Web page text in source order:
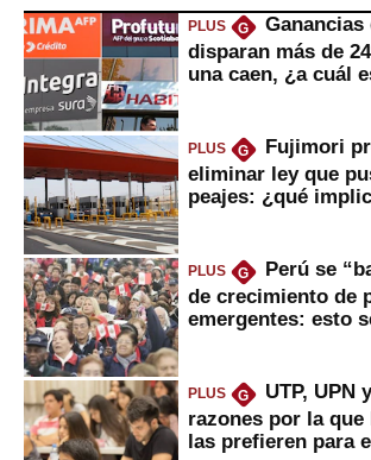
PLUS G
Ganancias
disparan más de
una caen, ¿a cuál
PLUS G
Fujimori
eliminar ley que
peajes: ¿qué
PLUS G
Perú se
de crecimiento de
emergentes: esto
PLUS G
UTP, UPN
razones por la
las prefieren para